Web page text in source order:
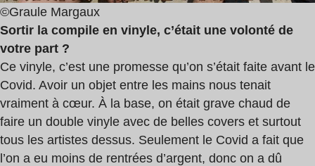
©Graule Margaux
Sortir la compile en vinyle, c’était une volonté de
votre part ?
Ce vinyle, c’est une promesse qu’on s’était faite avant le
Covid. Avoir un objet entre les mains nous tenait
vraiment à cœur. À la base, on était grave chaud de
faire un double vinyle avec de belles covers et surtout
tous les artistes dessus. Seulement le Covid a fait que
l’on a eu moins de rentrées d’argent, donc on a dû